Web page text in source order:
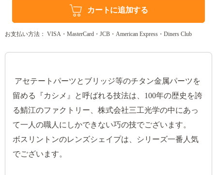
カートに追加する
お支払い方法： VISA・MasterCard・JCB・American Express・Diners Club
アセテートパーツとブリッジ等のチタン金属パーツを
留める『カシメ』と呼ばれる技法は、100年の歴史を誇
る鯖江のファクトリー、株式会社三工光学の中にあっ
て一人の職人にしかできない巧の技でございます。
ボスリントンのレンズシェイプは、シリーズ一番人気
でございます。